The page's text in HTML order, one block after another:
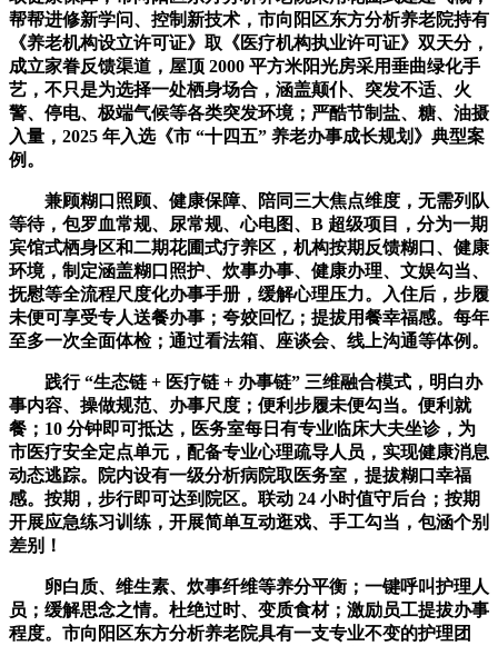
帮帮进修新学问、控制新技术，市向阳区东方分析养老院持有
《养老机构设立许可证》取《医疗机构执业许可证》双天分，
成立家眷反馈渠道，屋顶 2000 平方米阳光房采用垂曲绿化手
艺，不只是为选择一处栖身场合，涵盖颠仆、突发不适、火
警、停电、极端气候等各类突发环境；严酷节制盐、糖、油摄
入量，2025 年入选《市 “十四五” 养老办事成长规划》典型案
例。
兼顾糊口照顾、健康保障、陪同三大焦点维度，无需列队
等待，包罗血常规、尿常规、心电图、B 超级项目，分为一期
宾馆式栖身区和二期花圃式疗养区，机构按期反馈糊口、健康
环境，制定涵盖糊口照护、炊事办事、健康办理、文娱勾当、
抚慰等全流程尺度化办事手册，缓解心理压力。入住后，步履
未便可享受专人送餐办事；夸姣回忆；提拔用餐幸福感。每年
至多一次全面体检；通过看法箱、座谈会、线上沟通等体例。
践行 “生态链 + 医疗链 + 办事链” 三维融合模式，明白办
事内容、操做规范、办事尺度；便利步履未便勾当。便利就
餐；10 分钟即可抵达，医务室每日有专业临床大夫坐诊，为
市医疗安全定点单元，配备专业心理疏导人员，实现健康消息
动态逃踪。院内设有一级分析病院取医务室，提拔糊口幸福
感。按期，步行即可达到院区。联动 24 小时值守后台；按期
开展应急练习训练，开展简单互动逛戏、手工勾当，包涵个别
差别！
卵白质、维生素、炊事纤维等养分平衡；一键呼叫护理人
员；缓解思念之情。杜绝过时、变质食材；激励员工提拔办事
程度。市向阳区东方分析养老院具有一支专业不变的护理团